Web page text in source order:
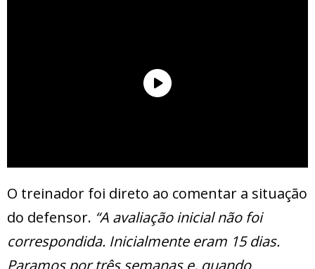
O treinador foi direto ao comentar a situação
do defensor. “A avaliação inicial não foi
correspondida. Inicialmente eram 15 dias.